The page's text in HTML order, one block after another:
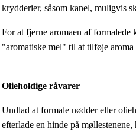
krydderier, såsom kanel, muligvis
For at fjerne aromaen af
"aromatiske mel" til at tilføje
Olieholdige råvarer
Undlad at formale nødder eller
efterlade en hinde på